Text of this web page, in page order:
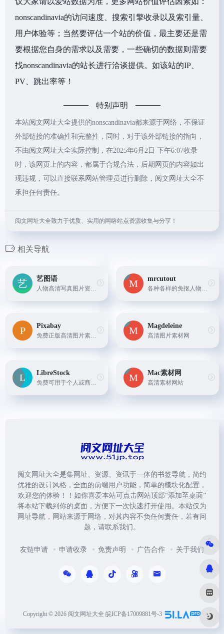
nonscandinavia的访问速度、搜索引擎收录以及索引量、
用户体验等；当然要评估一个站的价值，最主要还是需
要根据您自身的需求以及需要，一些确切的数据则需要
找nonscandinavia的站长进行洽谈提供。如该站的IP、
PV、跳出率等！
特别声明
本站阅文网址大全提供的nonscandinavia都来源于网络，不保证
外部链接的准确性和完整性，同时，对于该外部链接的指向，
不由阅文网址大全实际控制，在2025年6月2日 下午6:07收录
时，该网页上的内容，都属于合规合法，后期网页的内容如出
现违规，可以直接联系网站管理员进行删除，阅文网址大全不
承担任何责任。
阅文网址大全致力于优质、实用的网络站点资源收集与分享！
相关导航
艺图语
人物高清写真图片资源网站
mrcutout
各种各样的免抠人物和配景素材
Pixabay
免费正版高清图片素材库
Magdeleine
高清图片素材网
LibreStock
免费可用于个人或商业用途的图片素材网站
Mac素材网
高清素材网站
阅文网址大全是集网址、资源、资讯于一体的书签导航，简约
优雅的设计风格，全面的前端用户功能，简单的模块化配置，
欢迎您的体验！！如你喜爱本站可点击网站顶部“添加至桌面”
将本站下载到你的桌面，方便下一次快速打开使用。本站仅为
网址导航，网站来源于网络，对其内容不负任何责任，若有问
题，请联系我们。
友链申请 申请收录 免责声明 广告合作 关于我们
Copyright © 2026 阅文网址大全 皖ICP备17009881号-3